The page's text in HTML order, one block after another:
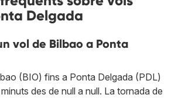
Delgada
vol de Bilbao a Ponta
(BIO) fins a Ponta Delgada (PDL)
des de null a null. La tornada de